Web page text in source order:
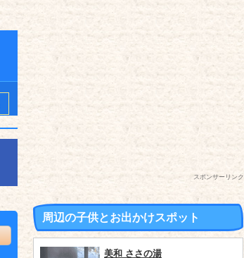
スポンサーリンク
周辺の子供とお出かけスポット
美和 ささの湯